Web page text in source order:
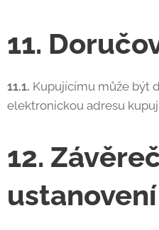
11.
11.1. Kupujícímu může být
elektronickou adresu
12.
ustanovení